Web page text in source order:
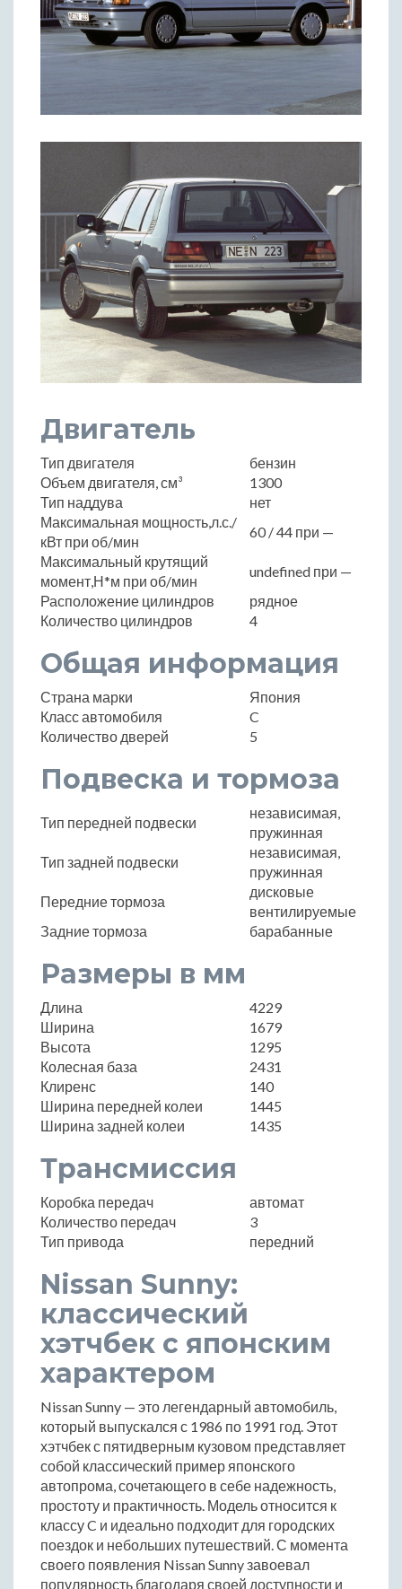
Двигатель
Тип двигателя
бензин
Объем двигателя, см³
1300
Тип наддува
нет
Максимальная мощность,л.с./
кВт при об/мин
60 / 44 при —
Максимальный крутящий
момент,Н*м при об/мин
undefined при —
Расположение цилиндров
рядное
Количество цилиндров
4
Общая информация
Страна марки
Япония
Класс автомобиля
C
Количество дверей
5
Подвеска и тормоза
Тип передней подвески
независимая,
пружинная
Тип задней подвески
независимая,
пружинная
Передние тормоза
дисковые
вентилируемые
Задние тормоза
барабанные
Размеры в мм
Длина
4229
Ширина
1679
Высота
1295
Колесная база
2431
Клиренс
140
Ширина передней колеи
1445
Ширина задней колеи
1435
Трансмиссия
Коробка передач
автомат
Количество передач
3
Тип привода
передний
Nissan Sunny:
классический
хэтчбек с японским
характером
Nissan Sunny — это легендарный автомобиль,
который выпускался с 1986 по 1991 год. Этот
хэтчбек с пятидверным кузовом представляет
собой классический пример японского
автопрома, сочетающего в себе надежность,
простоту и практичность. Модель относится к
классу C и идеально подходит для городских
поездок и небольших путешествий. С момента
своего появления Nissan Sunny завоевал
популярность благодаря своей доступности и